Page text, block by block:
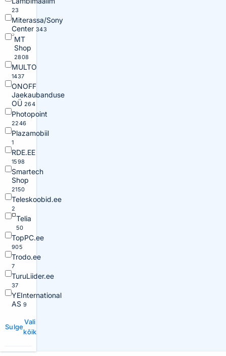
23
Miterassa/Sony
Center 343
MT
Shop
2808
MULTO
1437
ONOFF
Jaekaubanduse
OÜ 264
Photopoint
2246
Plazamobiil
1
RDE.EE
1598
Smartech
Shop
2150
Teleskoobid.ee
2
Telia
50
TopPC.ee
905
Trodo.ee
7
TuruLiider.ee
37
YEInternational
AS 9
Sulge
Vali
kõik